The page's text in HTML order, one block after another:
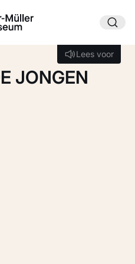
Lees voor
Lees voor
JONGEN